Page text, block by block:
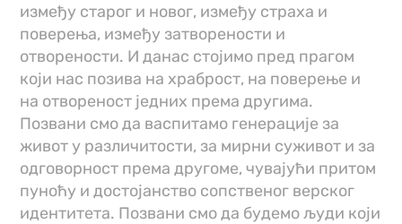
између старог и новог, између страха и
поверења, између затворености и
отворености. И данас стојимо пред прагом
који нас позива на храброст, на поверење и
на отвореност једних према другима.
Позвани смо да васпитамо генерације за
живот у различитости, за мирни суживот и за
одговорност према другоме, чувајући притом
пуноћу и достојанство сопственог верског
идентитета. Позвани смо да будемо људи који